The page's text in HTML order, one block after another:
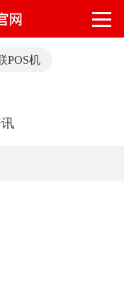
POS机